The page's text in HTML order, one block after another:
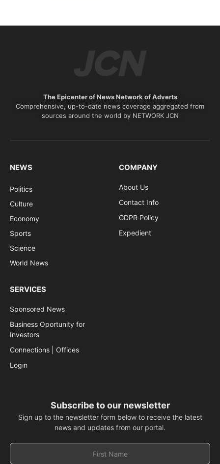
The Epicenter of News Network of Adverts
Comprehensive, up-to-date news coverage aggregated from
sources around the world by NETWORK JCN
NEWS
Politics
Culture
Economy
Sports
Science
World News
COMPANY
About Us
Contact Info
GDPR Policy
Expedient
SERVICES
Sponsored News
Business Oportunity for
Investors
Connections | Offices
Login
Subscribe to our newsletter
Sign up to the newsletter form below to receive the latest
news and updates from our portal.